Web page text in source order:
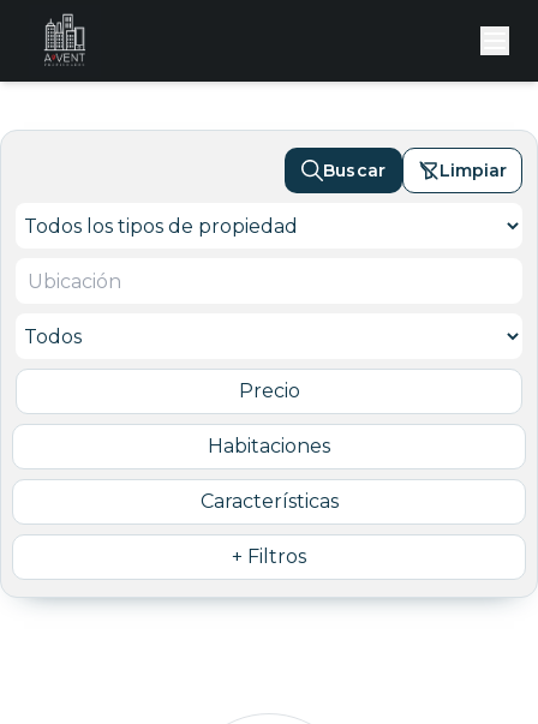
Precio
Habitaciones
Características
+ Filtros
Buscar Limpiar